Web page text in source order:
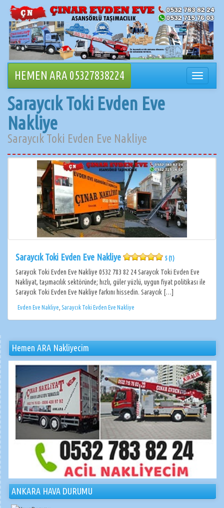
İçeriğe
geçin
HEMEN ARA 05327838224
değiştir
Saraycık Toki Evden Eve
Nakliye
Saraycık Toki Evden Eve Nakliye
Saraycık Toki Evden Eve Nakliye 5 (1)
Saraycık Toki Evden Eve Nakliye 0532 783 82 24 Saraycık Toki Evden Eve
Nakliyat, taşımacılık sektöründe; hızlı, güler yüzlü, uygun fiyat politikası ile
Saraycık Toki Evden Eve Nakliye farkını hissedin. Saraycık […]
Evden Eve Nakliye Saraycık Toki Evden Eve Nakliye
Hemen ARA Nakliyecim
ANKARA HAVA DURUMU